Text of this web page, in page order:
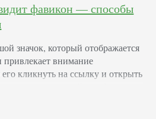
фавикон — способы
значок, который отображается
внимание
кликнуть на ссылку и открыть
также остается перед ссылкой.
файл, путь к которому